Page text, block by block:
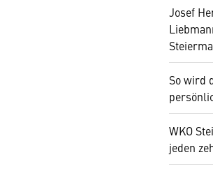
Josef
So wird
WKO
jeden